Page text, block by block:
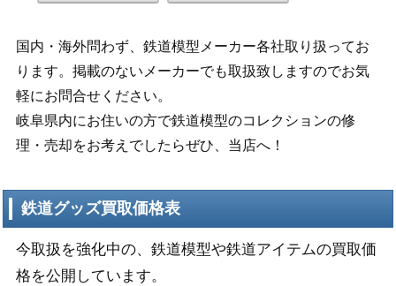
国内・海外問わず、鉄道模型メーカー各社取り扱ってお
ります。掲載のないメーカーでも取扱致しますのでお気
軽にお問合せください。
岐阜県内にお住いの方で鉄道模型のコレクションの修
理・売却をお考えでしたらぜひ、当店へ！
鉄道グッズ買取価格表
今取扱を強化中の、鉄道模型や鉄道アイテムの買取価
格を公開しています。